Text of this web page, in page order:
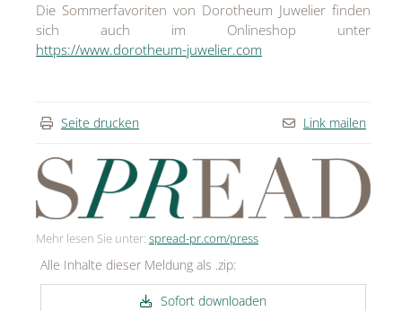
Die Sommerfavoriten von Dorotheum Juwelier finden
sich auch im Onlineshop unter
https://www.dorotheum-juwelier.com
Seite drucken Link mailen
Mehr lesen Sie unter: spread-pr.com/press
Alle Inhalte dieser Meldung als .zip:
Sofort downloaden